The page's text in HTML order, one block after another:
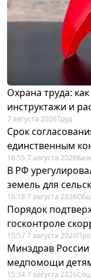
Охрана труда:
инструктажи и
7 августа 2026Труд
Срок
единственным
16:55 7 августа 2026
В РФ
земель для
16:18 7 августа 2026
Порядок
госконтроле
15:57 7 августа 2026
Минздрав России
медпомощи
15:34 7 августа 2026